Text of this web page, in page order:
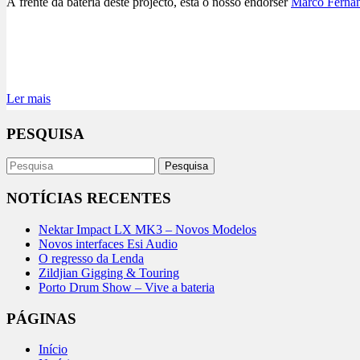
Ler mais
PESQUISA
NOTÍCIAS RECENTES
Nektar Impact LX MK3 – Novos Modelos
Novos interfaces Esi Audio
O regresso da Lenda
Zildjian Gigging & Touring
Porto Drum Show – Vive a bateria
PÁGINAS
Início